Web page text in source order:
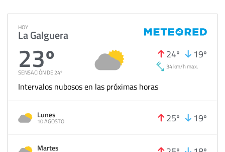
HOY
La Galguera
23º
SENSACIÓN DE 24º
24º 19º
34 km/h max.
Intervalos nubosos en las próximas horas
Lunes
10 AGOSTO 25º 19º
Martes